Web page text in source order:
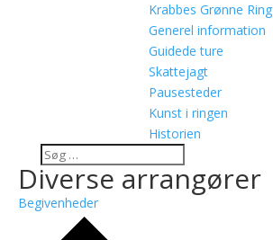
Krabbes Grønne Ring
Generel information
Guidede ture
Skattejagt
Pausesteder
Kunst i ringen
Historien
Diverse arrangører
Begivenheder